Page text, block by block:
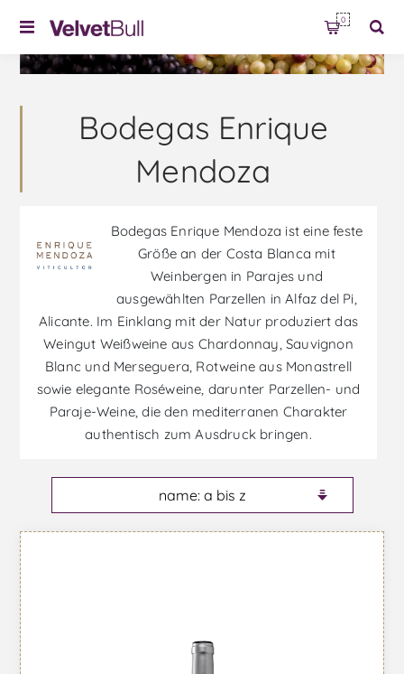
0
Bodegas Enrique
Mendoza
Bodegas Enrique Mendoza ist eine feste
Größe an der Costa Blanca mit
Weinbergen in Parajes und
ausgewählten Parzellen in Alfaz del Pi,
Alicante. Im Einklang mit der Natur produziert das
Weingut Weißweine aus Chardonnay, Sauvignon
Blanc und Merseguera, Rotweine aus Monastrell
sowie elegante Roséweine, darunter Parzellen- und
Paraje-Weine, die den mediterranen Charakter
authentisch zum Ausdruck bringen.